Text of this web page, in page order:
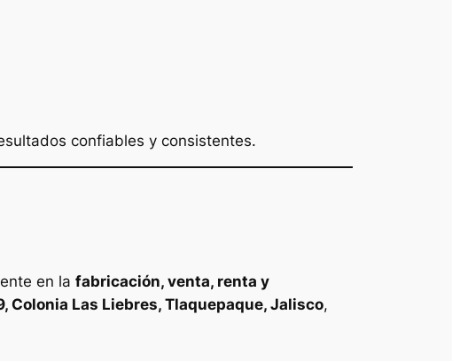
confiables y consistentes.
en la fabricación, venta, renta y
Colonia Las Liebres, Tlaquepaque, Jalisco,